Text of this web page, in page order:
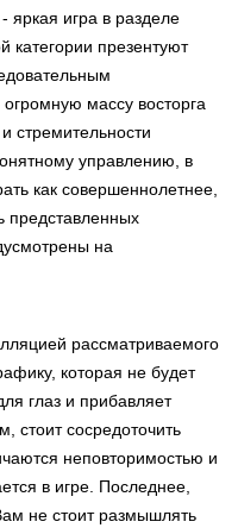
- яркая игра в разделе
категории презентуют
массу восторга
стремительности
управлению, в
как совершеннолетнее,
представленных
на
рассматриваемого
которая не будет
глаз и прибавляет
стоит сосредоточить
неповторимостью и
в игре. Последнее,
не стоит размышлять